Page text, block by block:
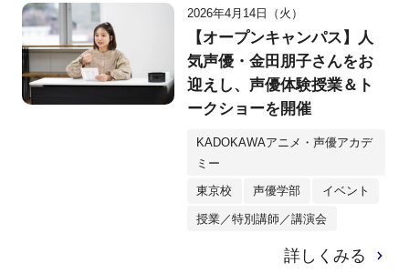
2026年4月14日（火）
【オープンキャンパス】人
気声優・金田朋子さんをお
迎えし、声優体験授業＆ト
ークショーを開催
KADOKAWAアニメ・声優アカデ
ミー
東京校 声優学部 イベント
授業／特別講師／講演会
詳しくみる